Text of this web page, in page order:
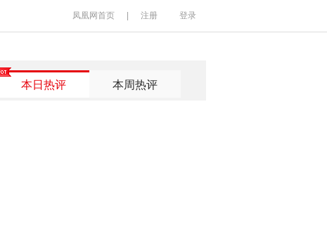
凤凰网首页 注册 登录
本日热评 本周热评